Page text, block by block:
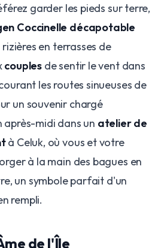
garder les pieds sur terre,
Coccinelle décapotable
en terrasses de
couplesde sentir le vent dans
les routes sinueuses de
un souvenir chargé
après-midi dans un atelier de
à Celuk, où vous et votre
à la main des bagues en
un symbole parfait d'un
rempli.
de l'Île